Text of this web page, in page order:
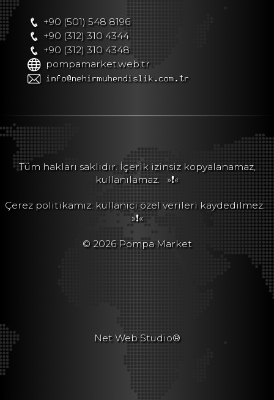
+90 (501) 548 8196
+90 (312) 310 4344
+90 (312) 310 4348
pompamarket.web.tr
Tüm hakları saklıdır. İçerik izinsiz kopyalanamaz,
kullanılamaz.
»❗«
Çerez politikamız: kullanıcı özel verileri kaydedilmez.
»❗«
© 2026 Pompa Market
Net Web Studio®